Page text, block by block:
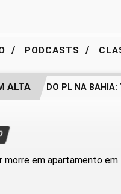
/ PODCASTS /
DO PL NA BAHIA:
ALTA